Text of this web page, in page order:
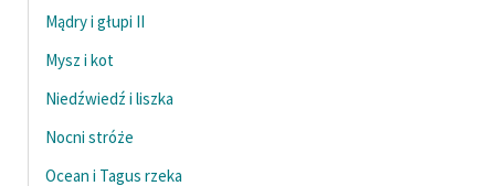
Mądry i głupi II
Mysz i kot
Niedźwiedź i liszka
Nocni stróże
Ocean i Tagus rzeka